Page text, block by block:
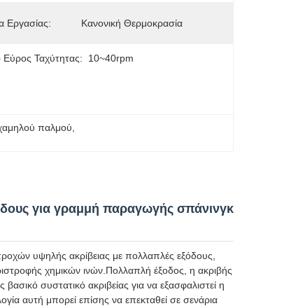
Εργασίας: Κανονική Θερμοκρασία
Ταχύτητας: 10~40rpm
παλμού
για γραμμή παραγωγής σπάνινγκ
υψηλής ακρίβειας με πολλαπλές εξόδους,
χημικών ινών.Πολλαπλή έξοδος, η ακριβής
συστατικό ακριβείας για να εξασφαλιστεί η
αυτή μπορεί επίσης να επεκταθεί σε σενάρια